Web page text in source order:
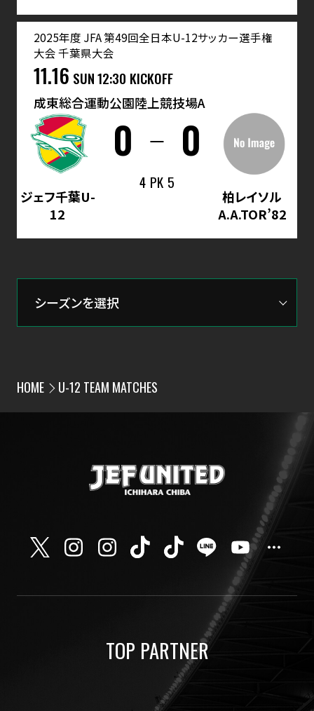
2025年度 JFA 第49回全日本U-12サッカー選手権
大会 千葉県大会
11.16 SUN12:30 KICKOFF
成東総合運動公園陸上競技場A
ジェフ千葉U-
12
0
4 PK 5
0
柏レイソル
A.A.TOR’82
HOME U-12 TEAM MATCHES
TOP PARTNER